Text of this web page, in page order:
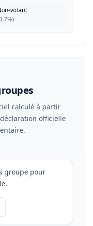
votant
)
calculé à partir
officielle
groupe pour